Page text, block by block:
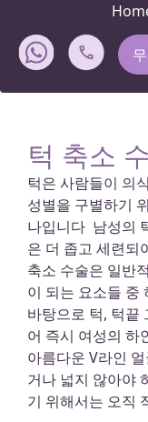
턱 축소
턱은 사람들이 의
성별을 구별하기
나입니다 남성의
은 더 좁고 세련되
축소 수술은 일반
이 되는 요소들 중
바탕으로 턱, 턱끝
어 즉시 여성의 하
아름다운 V라인
거나 넓지 않아야
기 위해서는 오직